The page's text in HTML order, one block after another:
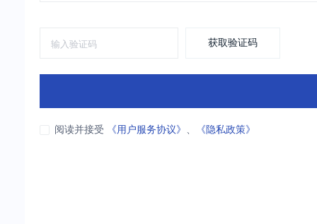
获取验证码
阅读并接受 《用户服务协议》 、 《隐私政策》